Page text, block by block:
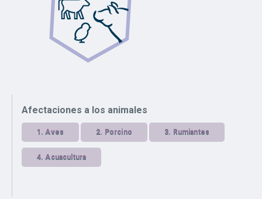
Afectaciones a los animales
1.Aves 2. Porcino 3. Rumiantes
4.Acuacultura